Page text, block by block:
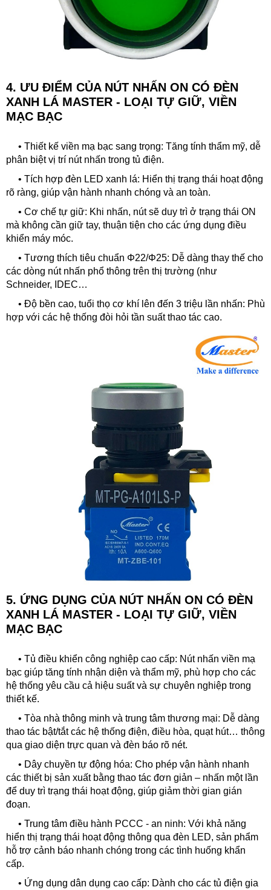
4. ƯU ĐIỂM CỦA NÚT NHẤN ON CÓ ĐÈN
XANH LÁ MASTER - LOẠI TỰ GIỮ, VIỀN
MẠC BẠC
• Thiết kế viền mạ bạc sang trọng: Tăng tính thẩm mỹ, dễ
phân biệt vị trí nút nhấn trong tủ điện.
• Tích hợp đèn LED xanh lá: Hiển thị trạng thái hoạt động
rõ ràng, giúp vận hành nhanh chóng và an toàn.
• Cơ chế tự giữ: Khi nhấn, nút sẽ duy trì ở trạng thái ON
mà không cần giữ tay, thuận tiện cho các ứng dụng điều
khiển máy móc.
• Tương thích tiêu chuẩn Φ22/Φ25: Dễ dàng thay thế cho
các dòng nút nhấn phổ thông trên thị trường (như
Schneider, IDEC…
• Độ bền cao, tuổi thọ cơ khí lên đến 3 triệu lần nhấn: Phù
hợp với các hệ thống đòi hỏi tần suất thao tác cao.
5. ỨNG DỤNG CỦA NÚT NHẤN ON CÓ ĐÈN
XANH LÁ MASTER - LOẠI TỰ GIỮ, VIỀN
MẠC BẠC
• Tủ điều khiển công nghiệp cao cấp: Nút nhấn viền mạ
bạc giúp tăng tính nhận diện và thẩm mỹ, phù hợp cho các
hệ thống yêu cầu cả hiệu suất và sự chuyên nghiệp trong
thiết kế.
• Tòa nhà thông minh và trung tâm thương mại: Dễ dàng
thao tác bật/tắt các hệ thống điện, điều hòa, quạt hút… thông
qua giao diện trực quan và đèn báo rõ nét.
• Dây chuyền tự động hóa: Cho phép vận hành nhanh
các thiết bị sản xuất bằng thao tác đơn giản – nhấn một lần
để duy trì trạng thái hoạt động, giúp giảm thời gian gián
đoạn.
• Trung tâm điều hành PCCC - an ninh: Với khả năng
hiển thị trạng thái hoạt động thông qua đèn LED, sản phẩm
hỗ trợ cảnh báo nhanh chóng trong các tình huống khẩn
cấp.
• Ứng dụng dân dụng cao cấp: Dành cho các tủ điện gia